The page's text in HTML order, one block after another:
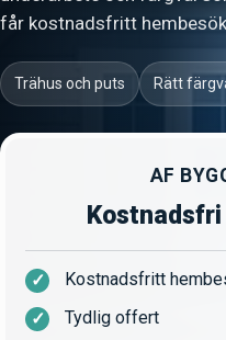
får kostnadsfritt
Trähus och puts Rätt
AF
Kostnadsfritt
Tydlig offert